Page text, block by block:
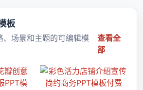
板
、场景和主题的可编辑模
查看全
部